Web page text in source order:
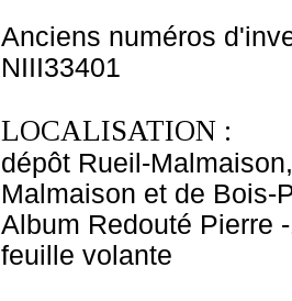
Anciens numéros
NIII33401
LOCALISATION :
dépôt Rueil-
Malmaison et de Bois-
Album Redouté Pierre
feuille volante